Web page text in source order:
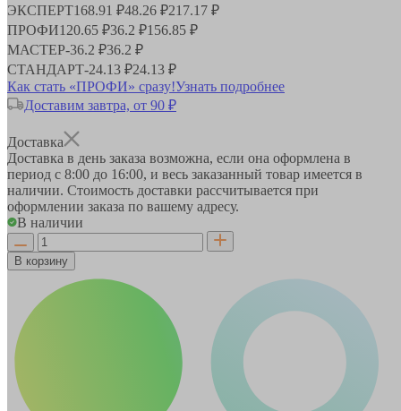
ЭКСПЕРТ168.91 ₽48.26 ₽217.17 ₽
ПРОФИ120.65 ₽36.2 ₽156.85 ₽
МАСТЕР-36.2 ₽36.2 ₽
СТАНДАРТ-24.13 ₽24.13 ₽
Как стать «ПРОФИ» сразу!Узнать подробнее
Доставим завтра, от 90 ₽
Доставка
Доставка в день заказа возможна, если она оформлена в
период с 8:00 до 16:00, и весь заказанный товар имеется в
наличии. Стоимость доставки рассчитывается при
оформлении заказа по вашему адресу.
В наличии
В корзину